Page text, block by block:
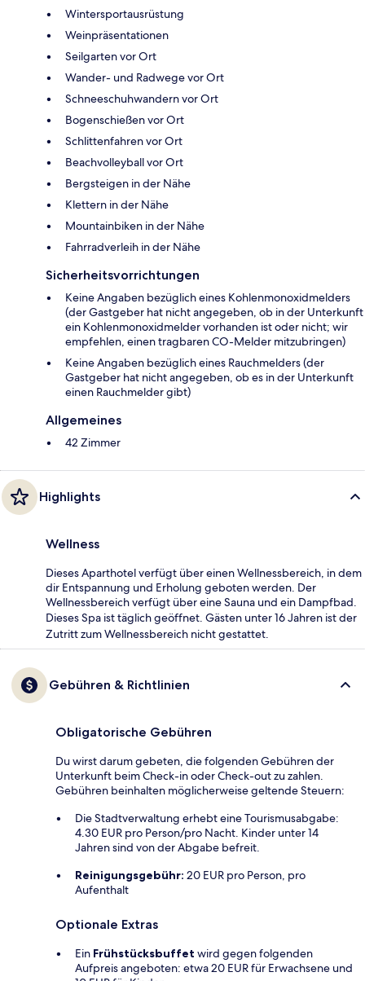
Wintersportausrüstung
Weinpräsentationen
Seilgarten vor Ort
Wander- und Radwege vor Ort
Schneeschuhwandern vor Ort
Bogenschießen vor Ort
Schlittenfahren vor Ort
Beachvolleyball vor Ort
Bergsteigen in der Nähe
Klettern in der Nähe
Mountainbiken in der Nähe
Fahrradverleih in der Nähe
Sicherheitsvorrichtungen
Keine Angaben bezüglich eines Kohlenmonoxidmelders
(der Gastgeber hat nicht angegeben, ob in der Unterkunft
ein Kohlenmonoxidmelder vorhanden ist oder nicht; wir
empfehlen, einen tragbaren CO-Melder mitzubringen)
Keine Angaben bezüglich eines Rauchmelders (der
Gastgeber hat nicht angegeben, ob es in der Unterkunft
einen Rauchmelder gibt)
Allgemeines
42 Zimmer
Highlights
Wellness
Dieses Aparthotel verfügt über einen Wellnessbereich, in dem
dir Entspannung und Erholung geboten werden. Der
Wellnessbereich verfügt über eine Sauna und ein Dampfbad.
Dieses Spa ist täglich geöffnet. Gästen unter 16 Jahren ist der
Zutritt zum Wellnessbereich nicht gestattet.
Gebühren & Richtlinien
Obligatorische Gebühren
Du wirst darum gebeten, die folgenden Gebühren der
Unterkunft beim Check-in oder Check-out zu zahlen.
Gebühren beinhalten möglicherweise geltende Steuern:
Die Stadtverwaltung erhebt eine Tourismusabgabe:
4.30 EUR pro Person/pro Nacht. Kinder unter 14
Jahren sind von der Abgabe befreit.
Reinigungsgebühr: 20 EUR pro Person, pro
Aufenthalt
Optionale Extras
Ein Frühstücksbuffet wird gegen folgenden
Aufpreis angeboten: etwa 20 EUR für Erwachsene und